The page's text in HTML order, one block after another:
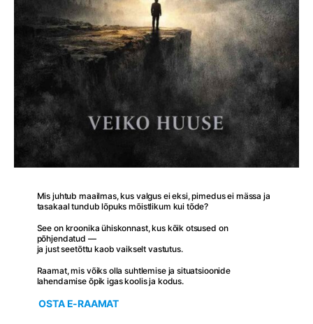
Mis juhtub maailmas, kus valgus ei eksi, pimedus ei mässa ja
tasakaal tundub lõpuks mõistlikum kui tõde?
See on kroonika ühiskonnast, kus kõik otsused on
põhjendatud —
ja just seetõttu kaob vaikselt vastutus.
Raamat, mis võiks olla suhtlemise ja situatsioonide
lahendamise õpik igas koolis ja kodus.
OSTA E-RAAMAT